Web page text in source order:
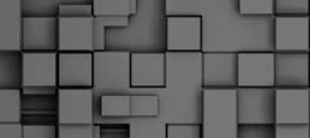
FEB
1
Με διαρροή 2 μέρες πριν
ενημερώνει το ΣτΕ για την